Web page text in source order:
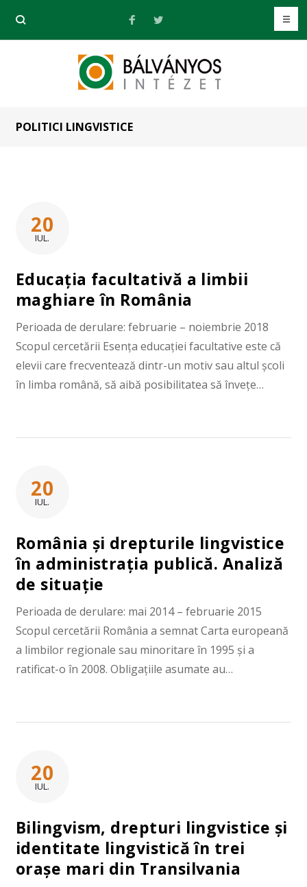
POLITICI LINGVISTICE
20
IUL.
Educația facultativă a limbii
maghiare în România
Perioada de derulare: februarie – noiembrie 2018
Scopul cercetării Esența educației facultative este că
elevii care frecventează dintr-un motiv sau altul școli
în limba română, să aibă posibilitatea să învețe…
20
IUL.
România și drepturile lingvistice
în administrația publică. Analiză
de situație
Perioada de derulare: mai 2014 – februarie 2015
Scopul cercetării România a semnat Carta europeană
a limbilor regionale sau minoritare în 1995 și a
ratificat-o în 2008. Obligațiile asumate au…
20
IUL.
Bilingvism, drepturi lingvistice și
identitate lingvistică în trei
orașe mari din Transilvania